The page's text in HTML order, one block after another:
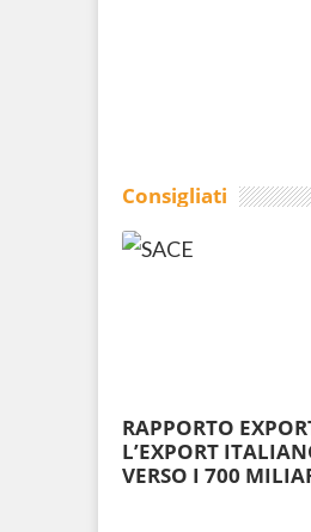
Consigliati
RAPPORTO
L’EXPORT
VERSO I 700